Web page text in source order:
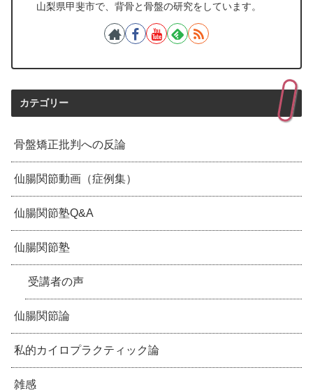
山梨県甲斐市で、背骨と骨盤の研究をしています。
カテゴリー
骨盤矯正批判への反論
仙腸関節動画（症例集）
仙腸関節塾Q&A
仙腸関節塾
受講者の声
仙腸関節論
私的カイロプラクティック論
雑感